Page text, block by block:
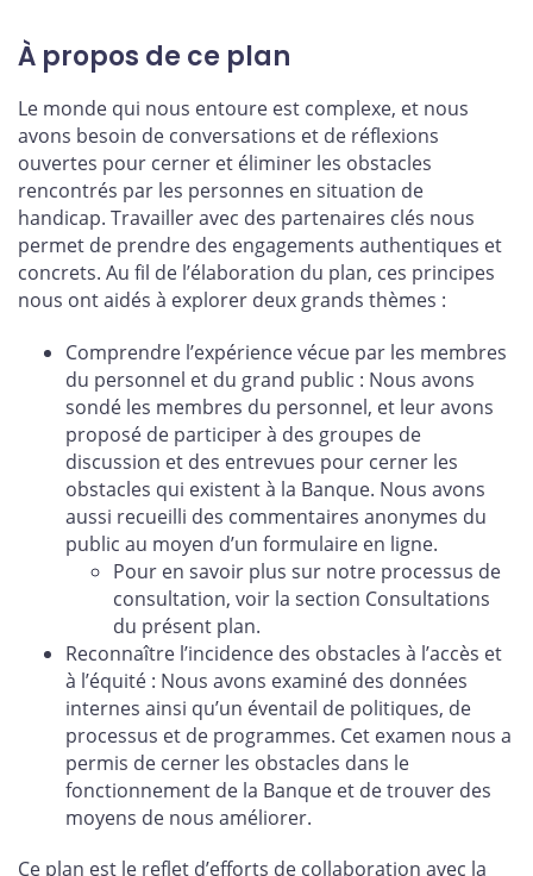
À propos de ce plan
Le monde qui nous entoure est complexe, et nous
avons besoin de conversations et de réflexions
ouvertes pour cerner et éliminer les obstacles
rencontrés par les personnes en situation de
handicap. Travailler avec des partenaires clés nous
permet de prendre des engagements authentiques et
concrets. Au fil de l’élaboration du plan, ces principes
nous ont aidés à explorer deux grands thèmes :
Comprendre l’expérience vécue par les membres
du personnel et du grand public : Nous avons
sondé les membres du personnel, et leur avons
proposé de participer à des groupes de
discussion et des entrevues pour cerner les
obstacles qui existent à la Banque. Nous avons
aussi recueilli des commentaires anonymes du
public au moyen d’un formulaire en ligne.
Pour en savoir plus sur notre processus de
consultation, voir la section Consultations
du présent plan.
Reconnaître l’incidence des obstacles à l’accès et
à l’équité : Nous avons examiné des données
internes ainsi qu’un éventail de politiques, de
processus et de programmes. Cet examen nous a
permis de cerner les obstacles dans le
fonctionnement de la Banque et de trouver des
moyens de nous améliorer.
Ce plan est le reflet d’efforts de collaboration avec la